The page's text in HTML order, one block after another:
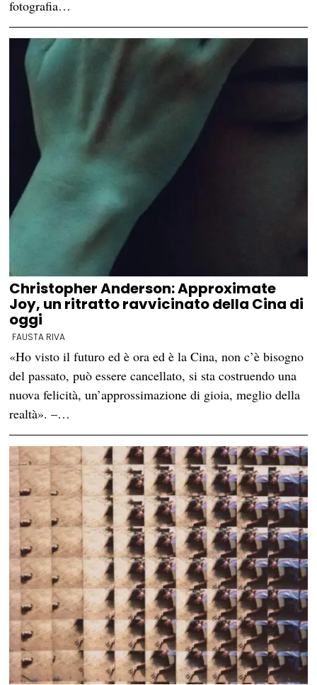
fotografia…
Christopher Anderson: Approximate
Joy, un ritratto ravvicinato della Cina di
oggi
FAUSTA RIVA
«Ho visto il futuro ed è ora ed è la Cina, non c’è bisogno
del passato, può essere cancellato, si sta costruendo una
nuova felicità, un’approssimazione di gioia, meglio della
realtà». –…